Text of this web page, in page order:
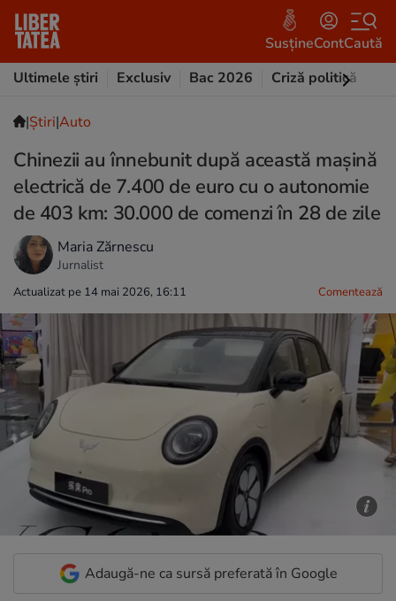
SusțineContCaută
Ultimele știri
Exclusiv Bac 2026 Criză politică
|Ştiri|Auto
Chinezii au înnebunit după această mașină
electrică de 7.400 de euro cu o autonomie
de 403 km: 30.000 de comenzi în 28 de zile
Maria Zărnescu
Jurnalist
Actualizat pe 14 mai 2026, 16:11 Comentează
Adaugă-ne ca sursă preferată în Google